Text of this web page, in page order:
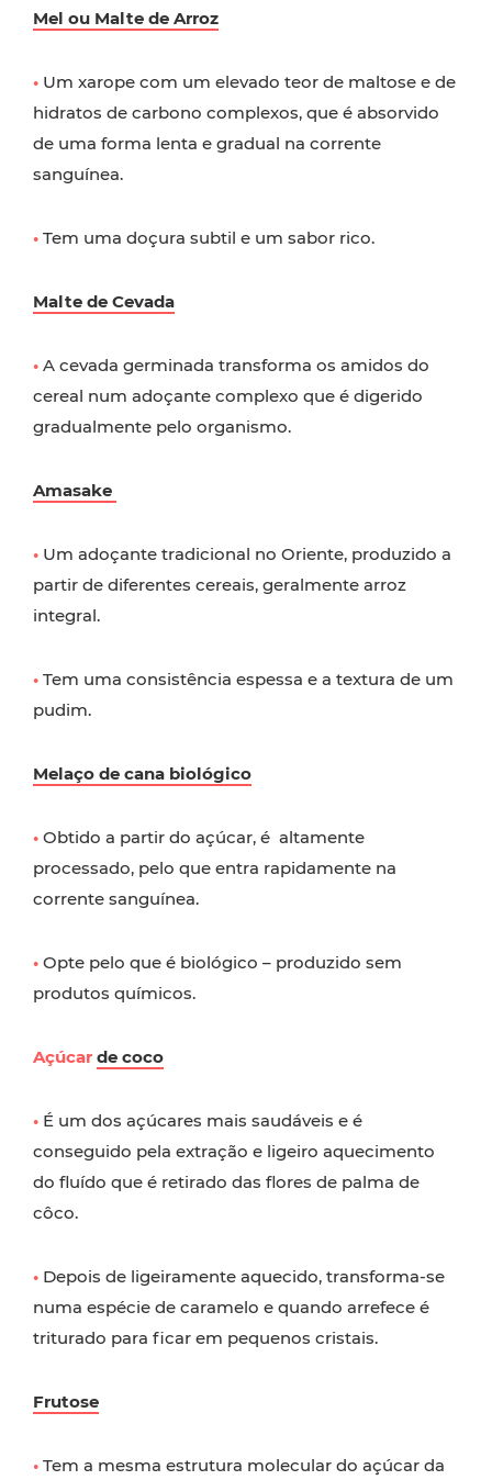
Mel ou Malte de Arroz
• Um xarope com um elevado teor de maltose e de
hidratos de carbono complexos, que é absorvido
de uma forma lenta e gradual na corrente
sanguínea.
• Tem uma doçura subtil e um sabor rico.
Malte de Cevada
• A cevada germinada transforma os amidos do
cereal num adoçante complexo que é digerido
gradualmente pelo organismo.
Amasake
• Um adoçante tradicional no Oriente, produzido a
partir de diferentes cereais, geralmente arroz
integral.
• Tem uma consistência espessa e a textura de um
pudim.
Melaço de cana biológico
• Obtido a partir do açúcar, é altamente
processado, pelo que entra rapidamente na
corrente sanguínea.
• Opte pelo que é biológico – produzido sem
produtos químicos.
Açúcar de coco
• É um dos açúcares mais saudáveis e é
conseguido pela extração e ligeiro aquecimento
do fluído que é retirado das flores de palma de
côco.
• Depois de ligeiramente aquecido, transforma-se
numa espécie de caramelo e quando arrefece é
triturado para ficar em pequenos cristais.
Frutose
• Tem a mesma estrutura molecular do açúcar da